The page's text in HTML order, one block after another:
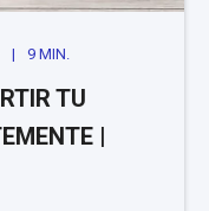
9 MIN.
TU
|